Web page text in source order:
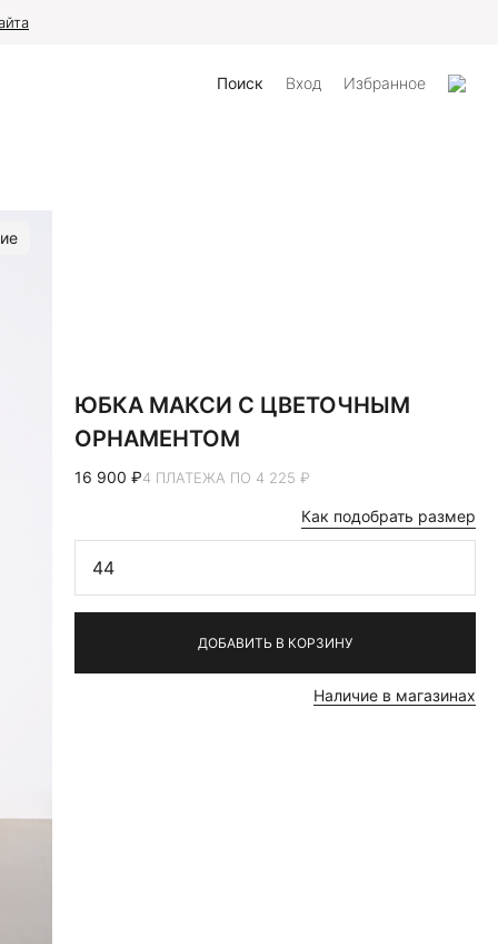
Поиск Вход Избранное
ЮБКА МАКСИ С ЦВЕТОЧНЫМ
ОРНАМЕНТОМ
16 900 ₽4 ПЛАТЕЖА ПО 4 225 ₽
Как подобрать размер
44
ДОБАВИТЬ В КОРЗИНУ
Наличие в магазинах